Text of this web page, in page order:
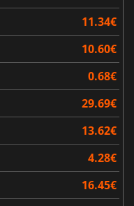
11.34€
10.60€
0.68€
29.69€
13.62€
4.28€
16.45€